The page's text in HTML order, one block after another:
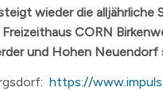
wieder die alljährliche
CORN
und Hohen
https://